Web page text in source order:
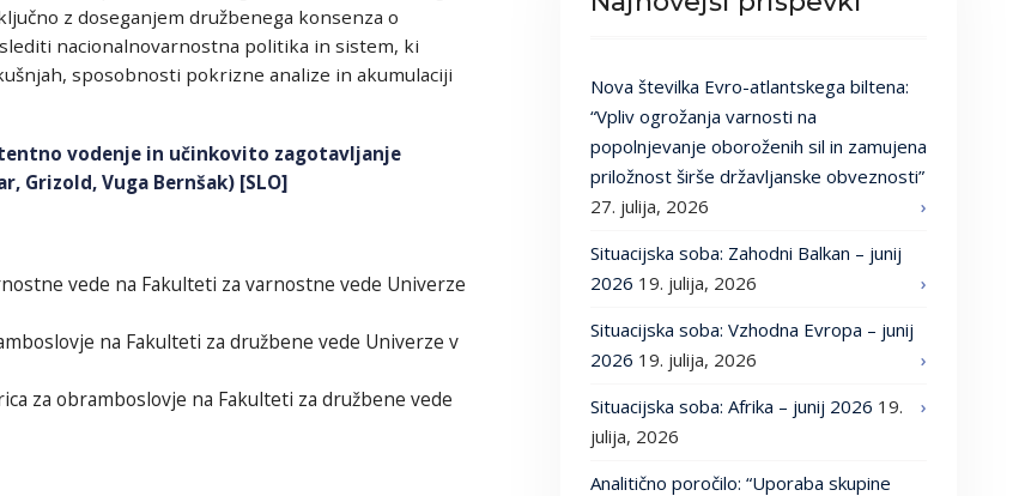
z doseganjem družbenega konsenza o
nacionalnovarnostna politika in sistem, ki
sposobnosti pokrizne analize in akumulaciji
vodenje in učinkovito zagotavljanje
Grizold, Vuga Bernšak) [SLO]
vede na Fakulteti za varnostne vede Univerze
na Fakulteti za družbene vede Univerze v
za obramboslovje na Fakulteti za družbene vede
Nova številka Evro-atlantskega biltena:
“Vpliv ogrožanja varnosti na
popolnjevanje oboroženih sil in zamujena
priložnost širše državljanske obveznosti”
27. julija, 2026
Situacijska soba: Zahodni Balkan – junij
2026 19. julija, 2026
Situacijska soba: Vzhodna Evropa – junij
2026 19. julija, 2026
Situacijska soba: Afrika – junij 2026 19.
julija, 2026
Analitično poročilo: “Uporaba skupine